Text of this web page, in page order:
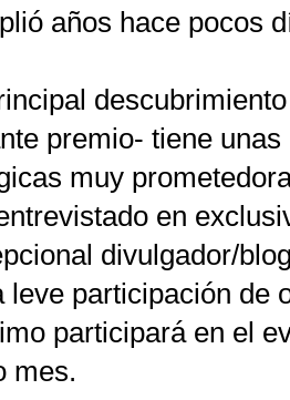
años hace pocos
premio- tiene
muy
en
divulgador/
leve participación de
participará en el
mes.